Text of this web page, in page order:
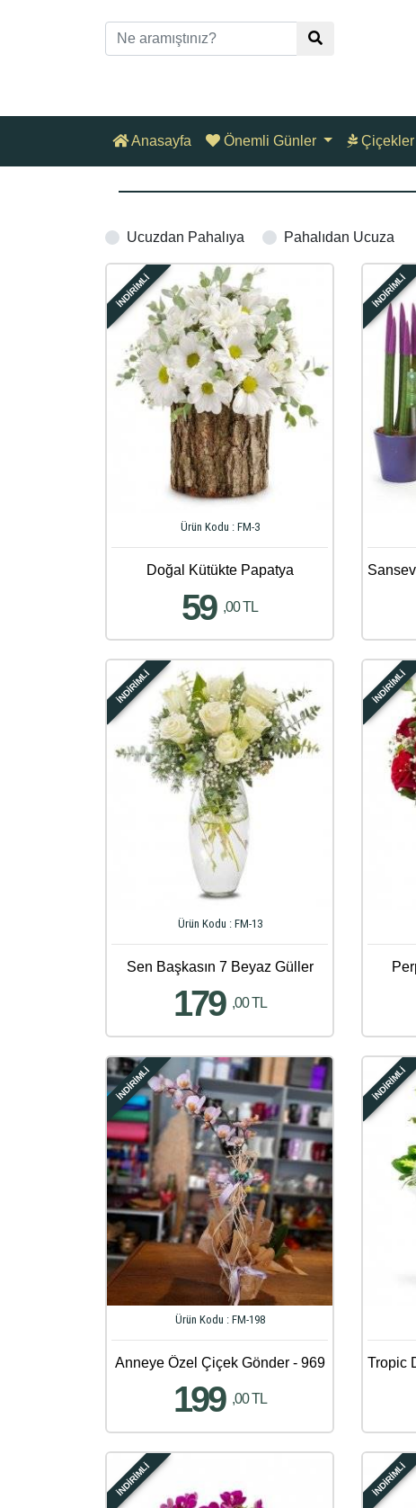
Anasayfa Önemli Günler Çiçekler
Ucuzdan Pahalıya Pahalıdan Ucuza
İNDİRİMLİ
Ürün Kodu : FM-3
Doğal Kütükte Papatya
59 ,00 TL
İNDİRİMLİ
İNDİRİMLİ
Ürün Kodu : FM-13
Sen Başkasın 7 Beyaz Güller
179 ,00 TL
İNDİRİMLİ
İNDİRİMLİ
Ürün Kodu : FM-198
Anneye Özel Çiçek Gönder - 969
199 ,00 TL
İNDİRİMLİ
Tropic
İNDİRİMLİ İNDİRİMLİ